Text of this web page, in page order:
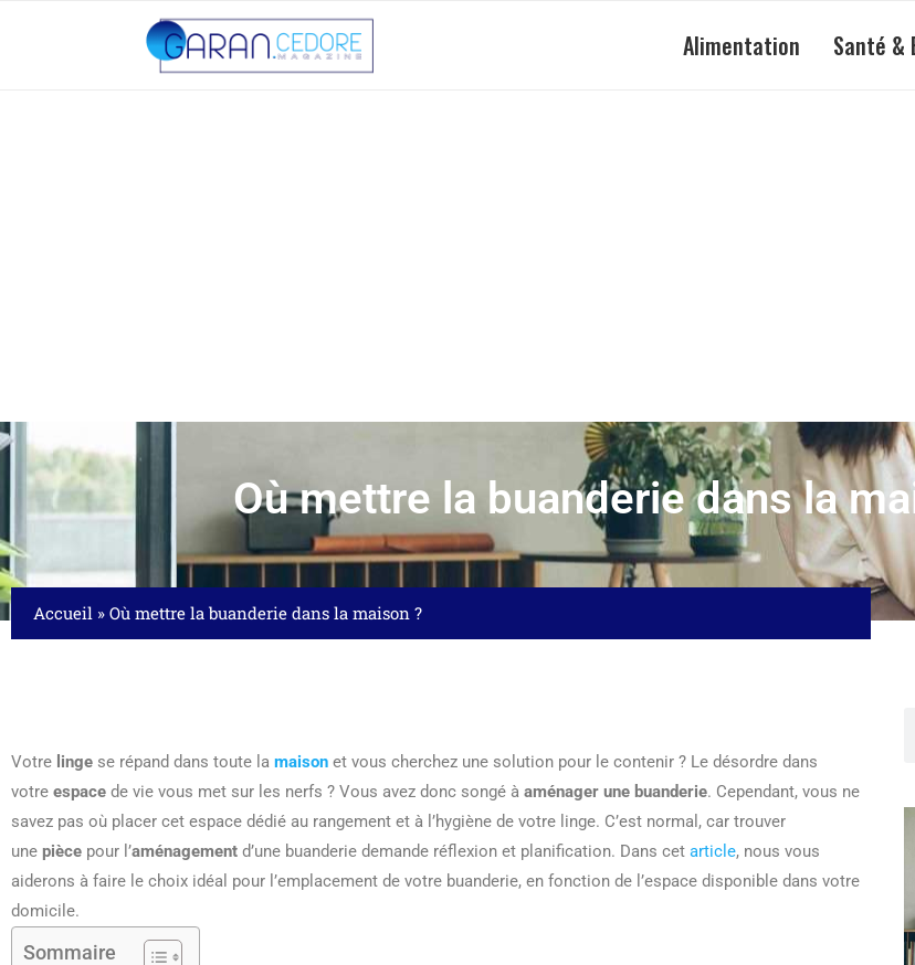
Alimentation Santé &
Où mettre la buanderie dans la
Accueil » Où mettre la buanderie dans la maison ?
Votre linge se répand dans toute la maison et vous cherchez une solution pour le contenir ? Le désordre dans
votre espace de vie vous met sur les nerfs ? Vous avez donc songé à aménager une buanderie. Cependant, vous ne
savez pas où placer cet espace dédié au rangement et à l’hygiène de votre linge. C’est normal, car trouver
une pièce pour l’aménagement d’une buanderie demande réflexion et planification. Dans cet article, nous vous
aiderons à faire le choix idéal pour l’emplacement de votre buanderie, en fonction de l’espace disponible dans votre
domicile.
Sommaire